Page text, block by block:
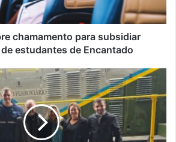
chamamento para subsidiar
estudantes de Encantado